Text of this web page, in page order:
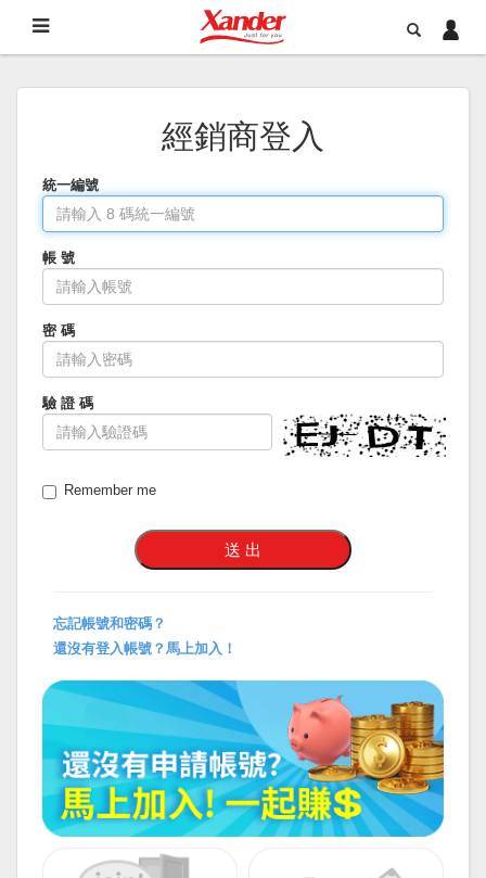
經銷商登入
統一編號
帳 號
密 碼
驗 證 碼
Remember me
忘記帳號和密碼？
還沒有登入帳號？馬上加入！